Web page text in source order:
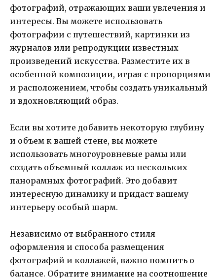
фотографий, отражающих ваши увлечения и
интересы. Вы можете использовать
фотографии с путешествий, картинки из
журналов или репродукции известных
произведений искусства. Разместите их в
особенной композиции, играя с пропорциями
и расположением, чтобы создать уникальный
и вдохновляющий образ.
Если вы хотите добавить некоторую глубину
и объем к вашей стене, вы можете
использовать многоуровневые рамы или
создать объемный коллаж из нескольких
панорамных фотографий. Это добавит
интересную динамику и придаст вашему
интерьеру особый шарм.
Независимо от выбранного стиля
оформления и способа размещения
фотографий и коллажей, важно помнить о
балансе. Обратите внимание на соотношение